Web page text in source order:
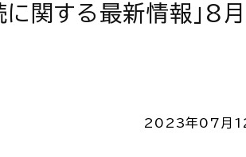
に関する最新情報」8
2023年07月